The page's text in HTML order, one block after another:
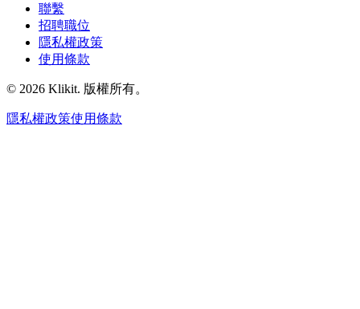
聯繫
招聘職位
隱私權政策
使用條款
© 2026 Klikit. 版權所有。
隱私權政策使用條款